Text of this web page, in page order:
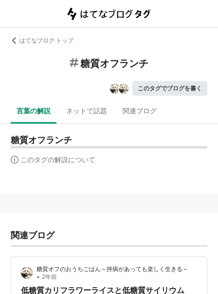
はてなブログ トップ
糖質オフランチ
このタグでブログを書く
言葉の解説 ネットで話題 関連ブログ
糖質オフランチ
このタグの解説について
関連ブログ
糖質オフのおうちごはん～持病があっても楽しく生きる～
• 2年前
低糖質カリフラワーライスと低糖質サイリウム